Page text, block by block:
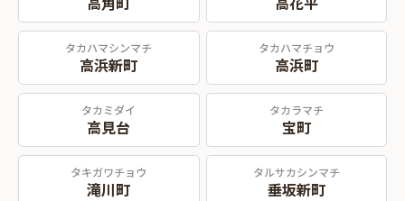
タカハマシンマチ
高浜新町
タカハマチョウ
高浜町
タカミダイ
高見台
タカラマチ
宝町
タキガワチョウ
滝川町
タルサカシンマチ
垂坂新町